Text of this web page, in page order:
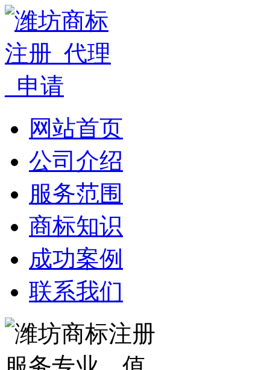
网站首页
公司介绍
服务范围
商标知识
成功案例
联系我们